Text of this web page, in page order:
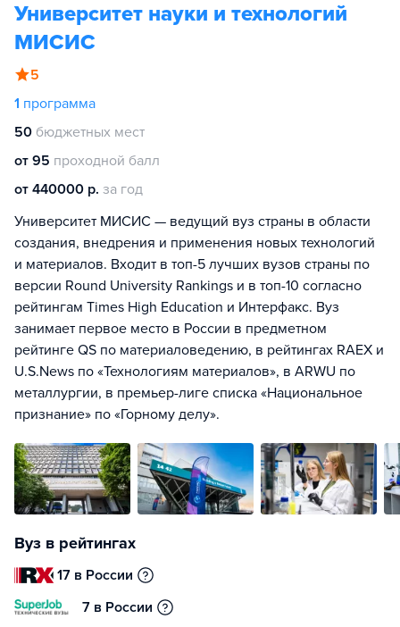
Университет науки и технологий
МИСИС
5
1 программа
50 бюджетных мест
от 95 проходной балл
от 440000 р. за год
Университет МИСИС — ведущий вуз страны в области
создания, внедрения и применения новых технологий
и материалов. Входит в топ-5 лучших вузов страны по
версии Round University Rankings и в топ-10 согласно
рейтингам Times High Education и Интерфакс. Вуз
занимает первое место в России в предметном
рейтинге QS по материаловедению, в рейтингах RAEX и
U.S.News по «Технологиям материалов», в ARWU по
металлургии, в премьер-лиге списка «Национальное
признание» по «Горному делу».
Вуз в рейтингах
17 в России
7 в России